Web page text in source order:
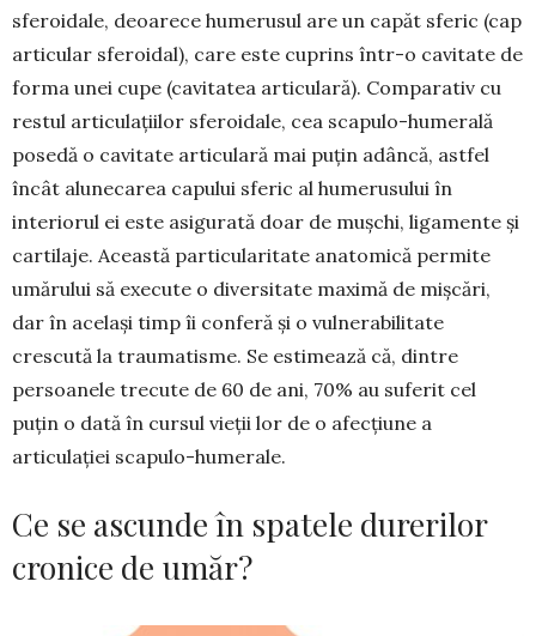
sferoidale, deoa­rece humerusul are un capăt sferic (cap
articular sferoi­dal), care este cuprins într-o cavi­tate de
forma unei cupe (cavitatea articulară). Com­parativ cu
restul articula­țiilor sferoidale, cea scapu­lo-humerală
posedă o cavi­tate articulară mai puțin adâncă, astfel
încât alunecarea capului sferic al humerusului în
interiorul ei este asigurată doar de mușchi, ligamente și
cartilaje. Această particu­laritate anatomică permite
umărului să execute o diversitate maximă de mișcări,
dar în același timp îi conferă și o vulnerabilitate
crescută la trauma­tisme. Se estimează că, dintre
persoanele trecute de 60 de ani, 70% au suferit cel
puțin o dată în cursul vieții lor de o afecțiune a
articulației scapu­lo-humerale.
Ce se ascunde în spatele durerilor
cronice de umăr?